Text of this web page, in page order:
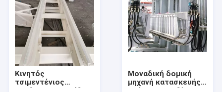
Κινητός
τσιμεντένιος
Μοναδική δομική
μηχανή κατασκευής